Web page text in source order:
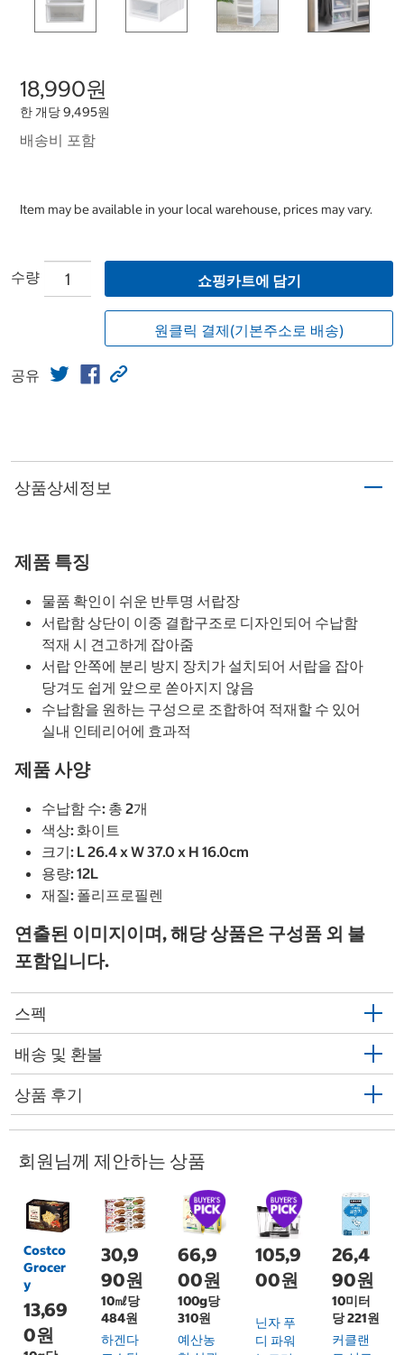
18,990원
한 개당 9,495원
배송비 포함
Item may be available in your local warehouse, prices may vary.
수량 쇼핑카트에 담기
원클릭 결제(기본주소로 배송)
공유
상품상세정보
제품 특징
물품 확인이 쉬운 반투명 서랍장
서랍함 상단이 이중 결합구조로 디자인되어 수납함
적재 시 견고하게 잡아줌
서랍 안쪽에 분리 방지 장치가 설치되어 서랍을 잡아
당겨도 쉽게 앞으로 쏟아지지 않음
수납함을 원하는 구성으로 조합하여 적재할 수 있어
실내 인테리어에 효과적
제품 사양
수납함 수: 총 2개
색상: 화이트
크기: L 26.4 x W 37.0 x H 16.0cm
용량: 12L
재질: 폴리프로필렌
연출된 이미지이며, 해당 상품은 구성품 외 불
포함입니다.
스펙
배송 및 환불
상품 후기
회원님께 제안하는 상품
Costco
Grocer
y
13,69
0원
30,9
90원
10㎖당
484원
하겐다
66,9
00원
100g당
310원
예산농
105,9
00원
닌자 푸
디 파워
26,4
90원
10미터
당 221원
커클랜